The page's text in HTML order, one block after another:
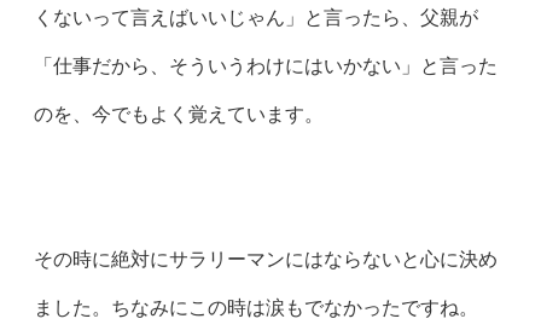
くないって言えばいいじゃん」と言ったら、父親が
「仕事だから、そういうわけにはいかない」と言った
のを、今でもよく覚えています。
その時に絶対にサラリーマンにはならないと心に決め
ました。ちなみにこの時は涙もでなかったですね。